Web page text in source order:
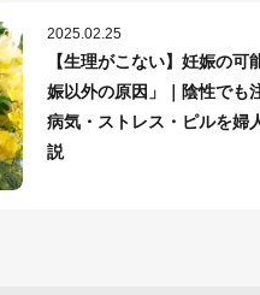
2025.02.25
【生理がこない】妊娠の可
娠以外の原因」｜陰性でも
病気・ストレス・ピルを婦
説